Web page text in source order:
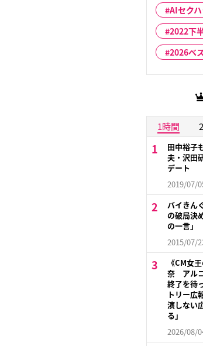
AIセク
2022下
2026ベ
1時間
田中裕子
夫・沢田
デート
2019/07/
バイきん
の破局決
の一言」
2015/07/
《CM女
奈 アル
終了を待
トリー広
演しない
る」
2026/08/